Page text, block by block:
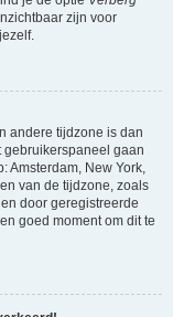
zijn voor
andere tijdzone is dan
gebruikerspaneel gaan
Amsterdam, New York,
van de tijdzone, zoals
door geregistreerde
goed moment om dit te